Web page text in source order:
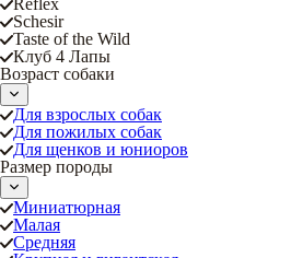
Schesir
Taste of the Wild
Клуб 4 Лапы
Возраст собаки
Для взрослых собак
Для пожилых собак
Для щенков и юниоров
Размер породы
Миниатюрная
Малая
Средняя